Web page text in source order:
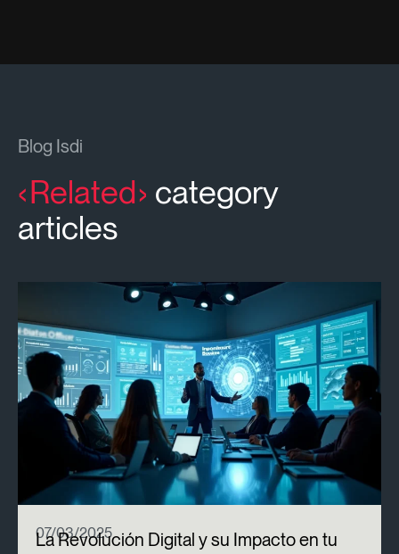
Blog Isdi
Related category
articles
07/03/2025
La Revolución Digital y su Impacto en tu